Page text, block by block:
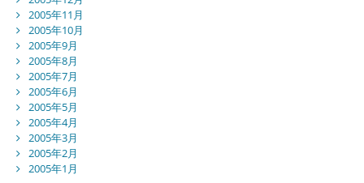
2005年11月
2005年10月
2005年9月
2005年8月
2005年7月
2005年6月
2005年5月
2005年4月
2005年3月
2005年2月
2005年1月